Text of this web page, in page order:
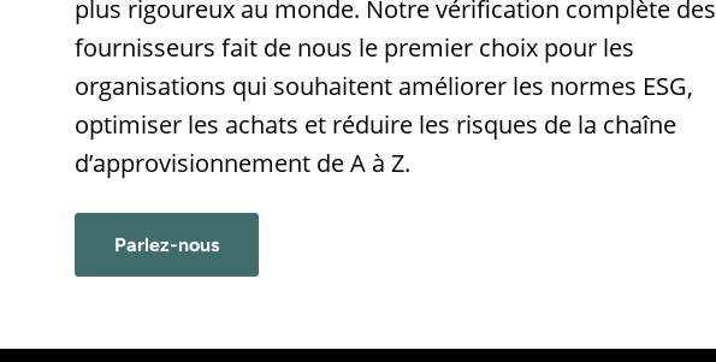
plus rigoureux au monde. Notre vérification complète des
fournisseurs fait de nous le premier choix pour les
organisations qui souhaitent améliorer les normes ESG,
optimiser les achats et réduire les risques de la chaîne
d’approvisionnement de A à Z.
Parlez-nous